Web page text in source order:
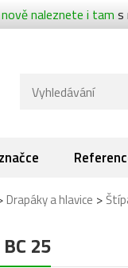
nově naleznete i tam s
Drapáky a hlavice >
25